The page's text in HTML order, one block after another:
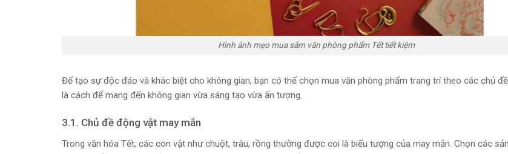
Hình ảnh mẹo mua sắm văn phòng phẩm Tết tiết kiệm
Để tạo sự độc đáo và khác biệt cho không gian, bạn có thể chọn mua văn phòng phẩm trang trí theo các chủ
là cách để mang đến không gian vừa sáng tạo vừa ấn tượng.
3.1. Chủ đề động vật may mắn
Trong văn hóa Tết, các con vật như chuột, trâu, rồng thường được coi là biểu tượng của may mắn. Chọn các